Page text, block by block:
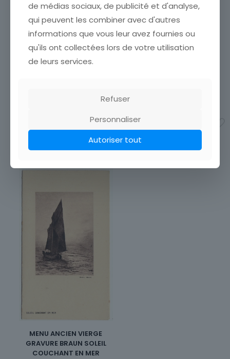
MENU ANCIEN VIERGE
GRAVURE BRAUN LE
REGIMENT QUI PASSE
ÉTAT VOIR SCAN Cumulez
Ajouter au panier
MENU ANCIEN VIERGE
PAOLO VERONESE PINX
ÉTAT VOIR SCAN Cumulez
Ajouter au panier
MENU ANCIEN VIERGE
GRAVURE BRAUN SOLEIL
COUCHANT EN MER
de médias sociaux, de publicité et d'analyse,
qui peuvent les combiner avec d'autres
informations que vous leur avez fournies ou
qu'ils ont collectées lors de votre utilisation
de leurs services.
Refuser
Personnaliser
Autoriser tout